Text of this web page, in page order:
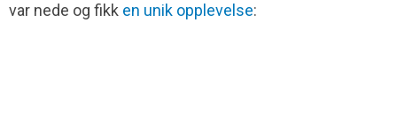
var nede og fikk en unik opplevelse: